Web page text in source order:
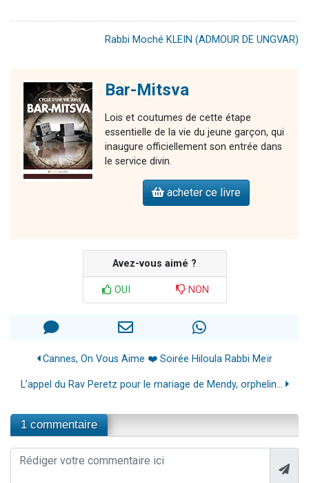
Rabbi Moché KLEIN (ADMOUR DE UNGVAR)
Bar-Mitsva
Lois et coutumes de cette étape
essentielle de la vie du jeune garçon, qui
inaugure officiellement son entrée dans
le service divin.
acheter ce livre
Avez-vous aimé ?
OUI NON
Cannes, On Vous Aime ❤️ Soirée Hiloula Rabbi Meïr
L’appel du Rav Peretz pour le mariage de Mendy, orphelin...
1 commentaire